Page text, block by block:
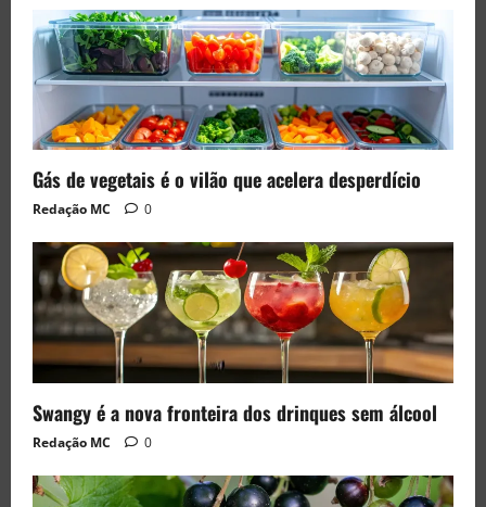
Gás de vegetais é o vilão que acelera desperdício
Redação MC 0
Swangy é a nova fronteira dos drinques sem álcool
Redação MC 0